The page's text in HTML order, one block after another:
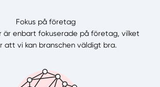
Fokus på företag
är enbart fokuserade på företag, vilket
att vi kan branschen väldigt bra.